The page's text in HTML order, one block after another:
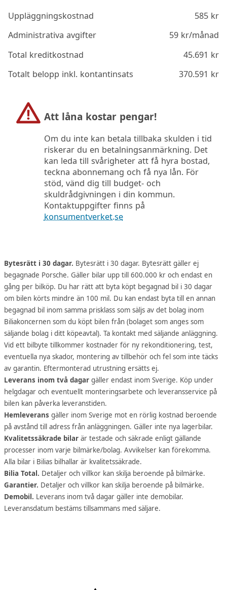
Uppläggningskostnad
585kr
Administrativa avgifter
59kr/månad
Total kreditkostnad
45.691 kr
Totalt belopp inkl. kontantinsats
370.591 kr
Att låna kostar pengar!
Om du inte kan betala tillbaka skulden i tid
riskerar du en betalningsanmärkning. Det
kan leda till svårigheter att få hyra bostad,
teckna abonnemang och få nya lån. För
stöd, vänd dig till budget- och
skuldrådgivningen i din kommun.
Kontaktuppgifter finns på
konsumentverket.se
Bytesrätt i 30 dagar. Bytesrätt i 30 dagar. Bytesrätt gäller ej
begagnade Porsche. Gäller bilar upp till 600.000 kr och endast en
gång per bilköp. Du har rätt att byta köpt begagnad bil i 30 dagar
om bilen körts mindre än 100 mil. Du kan endast byta till en annan
begagnad bil inom samma prisklass som säljs av det bolag inom
Biliakoncernen som du köpt bilen från (bolaget som anges som
säljande bolag i ditt köpeavtal). Ta kontakt med säljande anläggning.
Vid ett bilbyte tillkommer kostnader för ny rekonditionering, test,
eventuella nya skador, montering av tillbehör och fel som inte täcks
av garantin. Eftermonterad utrustning ersätts ej.
Leverans inom två dagar gäller endast inom Sverige. Köp under
helgdagar och eventuellt monteringsarbete och leveransservice på
bilen kan påverka leveranstiden.
Hemleverans gäller inom Sverige mot en rörlig kostnad beroende
på avstånd till adress från anläggningen. Gäller inte nya lagerbilar.
Kvalitetssäkrade bilar är testade och säkrade enligt gällande
processer inom varje bilmärke/bolag. Avvikelser kan förekomma.
Alla bilar i Bilias bilhallar är kvalitetssäkrade.
Bilia Total. Detaljer och villkor kan skilja beroende på bilmärke.
Garantier. Detaljer och villkor kan skilja beroende på bilmärke.
Demobil. Leverans inom två dagar gäller inte demobilar.
Leveransdatum bestäms tillsammans med säljare.